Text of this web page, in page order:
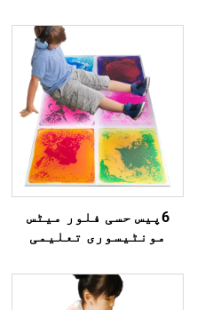
6پیس حسی فلور میٹس
مونٹیسوری تعلیمی
تیار ہیں انکشاف کمی
کرنے کے لئے لیکوڈ حسی